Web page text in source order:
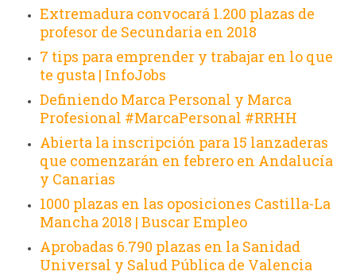
Extremadura convocará 1.200 plazas de
profesor de Secundaria en 2018
7 tips para emprender y trabajar en lo que
te gusta | InfoJobs
Definiendo Marca Personal y Marca
Profesional #MarcaPersonal #RRHH
Abierta la inscripción para 15 lanzaderas
que comenzarán en febrero en Andalucía
y Canarias
1000 plazas en las oposiciones Castilla-La
Mancha 2018 | Buscar Empleo
Aprobadas 6.790 plazas en la Sanidad
Universal y Salud Pública de Valencia